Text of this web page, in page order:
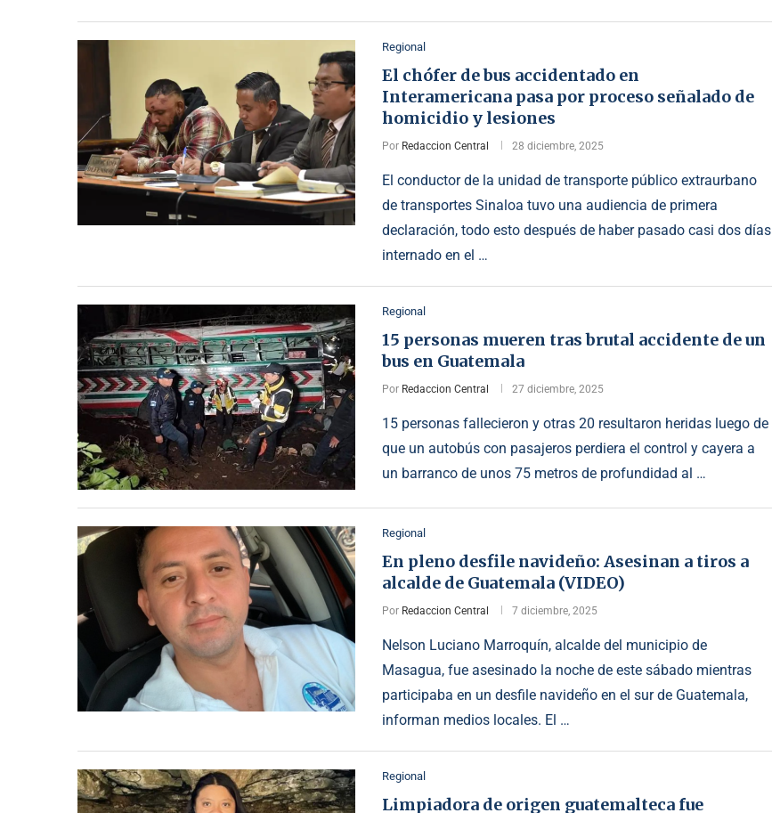
Regional
El chófer de bus accidentado en
Interamericana pasa por proceso señalado de
homicidio y lesiones
Por Redaccion Central 28 diciembre, 2025
El conductor de la unidad de transporte público extraurbano
de transportes Sinaloa tuvo una audiencia de primera
declaración, todo esto después de haber pasado casi dos días
internado en el …
Regional
15 personas mueren tras brutal accidente de un
bus en Guatemala
Por Redaccion Central 27 diciembre, 2025
15 personas fallecieron y otras 20 resultaron heridas luego de
que un autobús con pasajeros perdiera el control y cayera a
un barranco de unos 75 metros de profundidad al …
Regional
En pleno desfile navideño: Asesinan a tiros a
alcalde de Guatemala (VIDEO)
Por Redaccion Central 7 diciembre, 2025
Nelson Luciano Marroquín, alcalde del municipio de
Masagua, fue asesinado la noche de este sábado mientras
participaba en un desfile navideño en el sur de Guatemala,
informan medios locales. El …
Regional
Limpiadora de origen guatemalteca fue